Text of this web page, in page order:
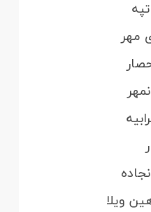
مهر
ویلا